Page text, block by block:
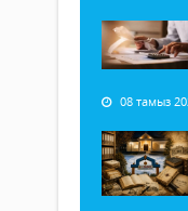
08 тамыз